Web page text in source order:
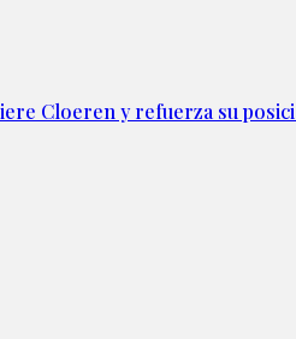
Cloeren y refuerza su